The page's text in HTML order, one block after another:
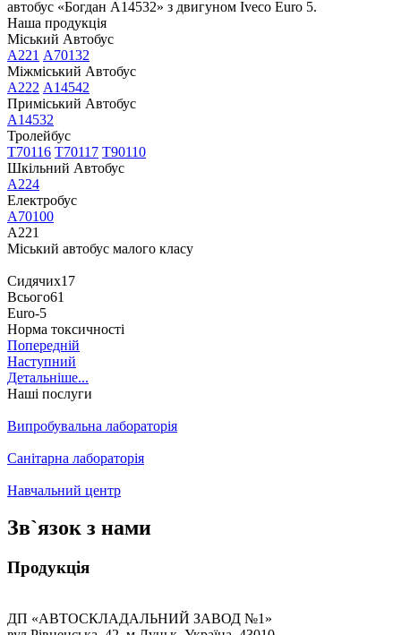
автобус «Богдан А14532» з двигуном Iveco Euro 5.
Наша продукція
Міський Автобус
А221 А70132
Міжміський Автобус
А222 А14542
Приміський Автобус
А14532
Тролейбус
Т70116 Т70117 Т90110
Шкільний Автобус
А224
Електробус
А70100
А221
Міський автобус малого класу
Сидячиx17
Всього61
Euro-5
Норма токсичності
Попередній
Наступний
Детальніше...
Наші послуги
Випробувальна лабораторія
Санітарна лабораторія
Навчальний центр
Зв`язок з нами
Продукція
ДП «АВТОСКЛАДАЛЬНИЙ ЗАВОД №1»